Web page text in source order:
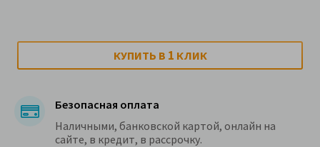
КУПИТЬ В 1 КЛИК
Безопасная оплата
Наличными, банковской картой, онлайн на
сайте, в кредит, в рассрочку.